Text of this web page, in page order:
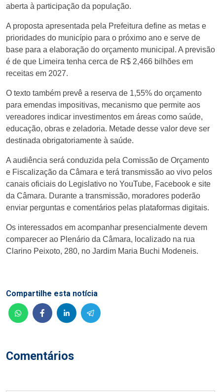
aberta à participação da população.
A proposta apresentada pela Prefeitura define as metas e
prioridades do município para o próximo ano e serve de
base para a elaboração do orçamento municipal. A previsão
é de que Limeira tenha cerca de R$ 2,466 bilhões em
receitas em 2027.
O texto também prevê a reserva de 1,55% do orçamento
para emendas impositivas, mecanismo que permite aos
vereadores indicar investimentos em áreas como saúde,
educação, obras e zeladoria. Metade desse valor deve ser
destinada obrigatoriamente à saúde.
A audiência será conduzida pela Comissão de Orçamento
e Fiscalização da Câmara e terá transmissão ao vivo pelos
canais oficiais do Legislativo no YouTube, Facebook e site
da Câmara. Durante a transmissão, moradores poderão
enviar perguntas e comentários pelas plataformas digitais.
Os interessados em acompanhar presencialmente devem
comparecer ao Plenário da Câmara, localizado na rua
Clarino Peixoto, 280, no Jardim Maria Buchi Modeneis.
Comentários
Compartilhe esta notícia